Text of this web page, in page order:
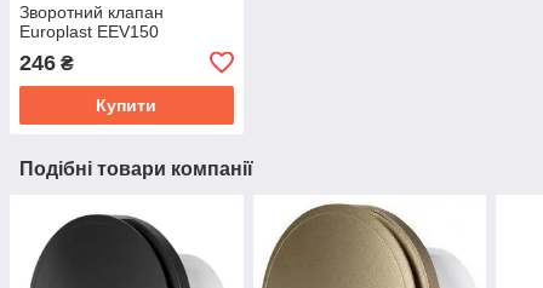
Зворотний клапан
Europlast EEV150
246 ₴
Купити
Подібні товари компанії